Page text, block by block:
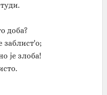
доба?
заблист'о;
је злоба!